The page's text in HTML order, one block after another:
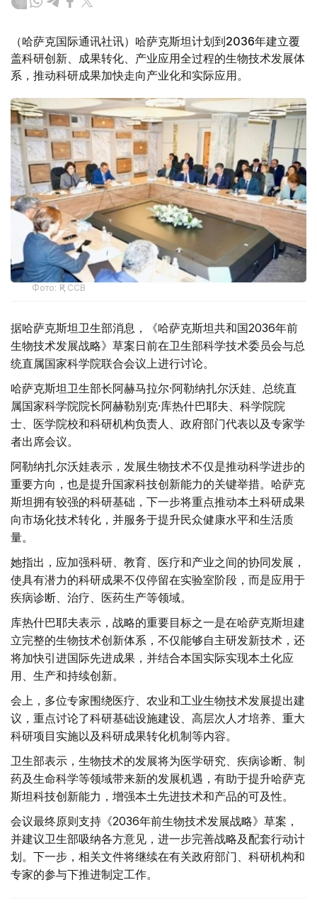
（哈萨克国际通讯社讯）哈萨克斯坦计划到2036年建立覆
盖科研创新、成果转化、产业应用全过程的生物技术发展体
系，推动科研成果加快走向产业化和实际应用。
Фото: ҚР ССВ
据哈萨克斯坦卫生部消息，《哈萨克斯坦共和国2036年前
生物技术发展战略》草案日前在卫生部科学技术委员会与总
统直属国家科学院联合会议上进行讨论。
哈萨克斯坦卫生部长阿赫马拉尔·阿勒纳扎尔沃娃、总统直
属国家科学院院长阿赫勒别克·库热什巴耶夫、科学院院
士、医学院校和科研机构负责人、政府部门代表以及专家学
者出席会议。
阿勒纳扎尔沃娃表示，发展生物技术不仅是推动科学进步的
重要方向，也是提升国家科技创新能力的关键举措。哈萨克
斯坦拥有较强的科研基础，下一步将重点推动本土科研成果
向市场化技术转化，并服务于提升民众健康水平和生活质
量。
她指出，应加强科研、教育、医疗和产业之间的协同发展，
使具有潜力的科研成果不仅停留在实验室阶段，而是应用于
疾病诊断、治疗、医药生产等领域。
库热什巴耶夫表示，战略的重要目标之一是在哈萨克斯坦建
立完整的生物技术创新体系，不仅能够自主研发新技术，还
将加快引进国际先进成果，并结合本国实际实现本土化应
用、生产和持续创新。
会上，多位专家围绕医疗、农业和工业生物技术发展提出建
议，重点讨论了科研基础设施建设、高层次人才培养、重大
科研项目实施以及科研成果转化机制等内容。
卫生部表示，生物技术的发展将为医学研究、疾病诊断、制
药及生命科学等领域带来新的发展机遇，有助于提升哈萨克
斯坦科技创新能力，增强本土先进技术和产品的可及性。
会议最终原则支持《2036年前生物技术发展战略》草案，
并建议卫生部吸纳各方意见，进一步完善战略及配套行动计
划。下一步，相关文件将继续在有关政府部门、科研机构和
专家的参与下推进制定工作。